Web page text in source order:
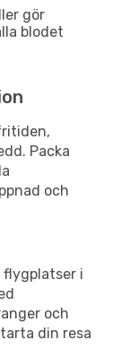
gör
blodet
Packa
och
i
och
din resa